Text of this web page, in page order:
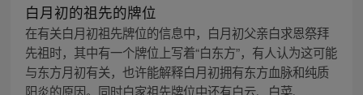
白月初的祖先的牌位
在有关白月初祖先牌位的信息中，白月初父亲白求恩祭拜
先祖时，其中有一个牌位上写着“白东方”，有人认为这可能
与东方月初有关，也许能解释白月初拥有东方血脉和纯质
阳炎的原因。同时白家祖先牌位中还有白云、白菜、...